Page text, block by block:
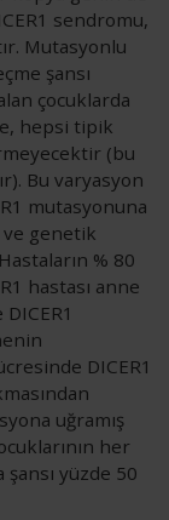
sendromu,
Mutasyonlu
şansı
çocuklarda
hepsi tipik
(bu
Bu varyasyon
mutasyonuna
genetik
% 80
hastası anne
DICER1
uğramış
her
yüzde 50